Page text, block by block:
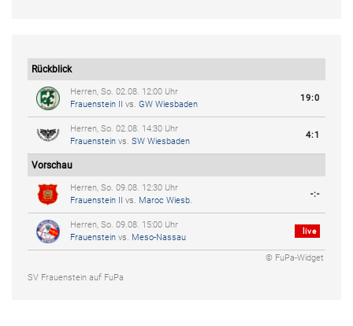
Rückblick
Herren, So. 02.08. 12:00 Uhr
Frauenstein II vs. GW Wiesbaden
19:0
Herren, So. 02.08. 14:30 Uhr
Frauenstein vs. SW Wiesbaden
4:1
Vorschau
Herren, So. 09.08. 12:30 Uhr
Frauenstein II vs. Maroc Wiesb.
-:-
Herren, So. 09.08. 15:00 Uhr
Frauenstein vs. Meso-Nassau
live
© FuPa-Widget
SV Frauenstein auf FuPa